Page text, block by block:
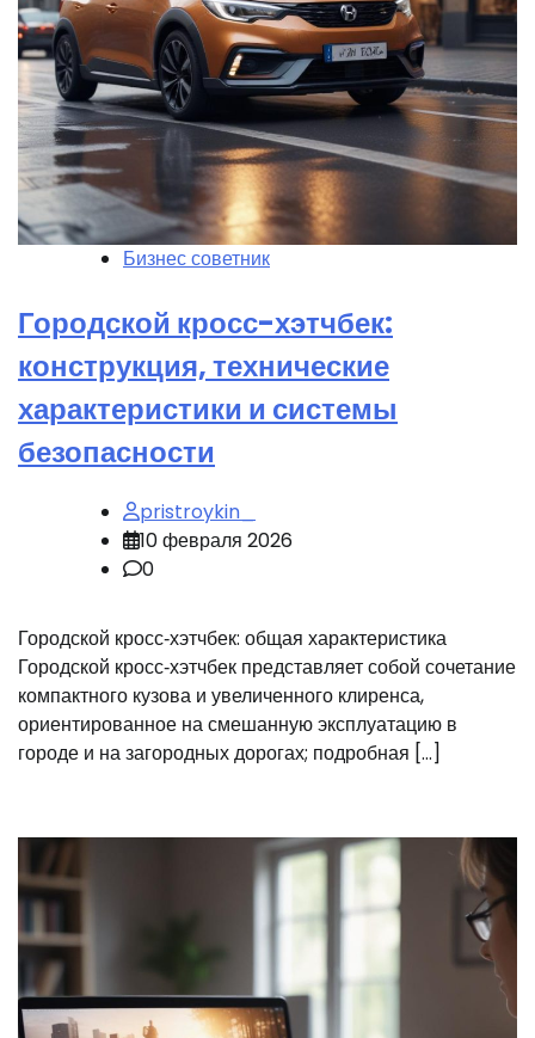
Бизнес советник
Городской кросс-хэтчбек:
конструкция, технические
характеристики и системы
безопасности
pristroykin_
10 февраля 2026
0
Городской кросс‑хэтчбек: общая характеристика
Городской кросс‑хэтчбек представляет собой сочетание
компактного кузова и увеличенного клиренса,
ориентированное на смешанную эксплуатацию в
городе и на загородных дорогах; подробная […]